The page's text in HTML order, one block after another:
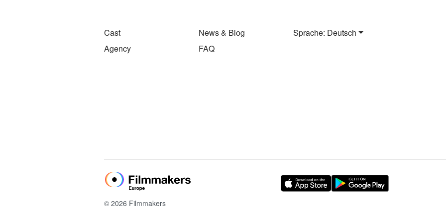
Cast
Agency
News & Blog
FAQ
Sprache: Deutsch
© 2026 Filmmakers